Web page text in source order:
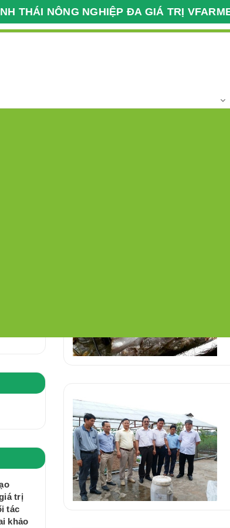
THÁI NÔNG NGHIỆP ĐA GIÁ TRỊ
Tin tức Các khu,vùng nguyên liệu Clip
trị
tác
khảo